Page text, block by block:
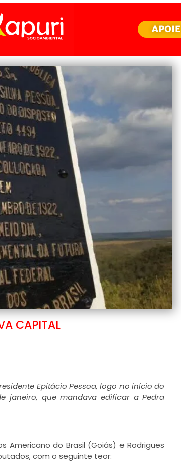
APOIE
CAPITAL
Epitácio Pessoa, logo no início do
janeiro, que mandava edificar a Pedra
do Brasil (Goiás) e Rodrigues
com o seguinte teor: